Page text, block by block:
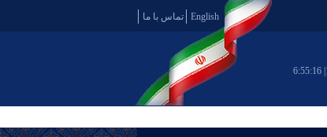
English تماس با ما
6:55:16